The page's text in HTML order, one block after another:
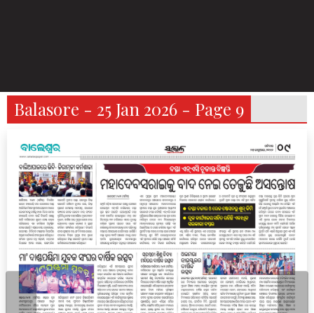
Balasore - 25 Jan 2026 - Page 9